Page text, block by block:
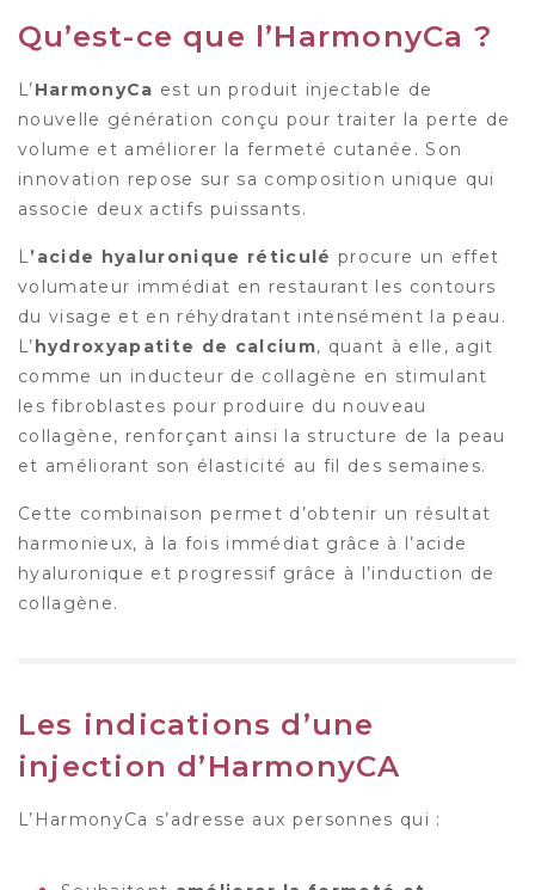
Qu’est-ce que l’HarmonyCa ?
L’HarmonyCa est un produit injectable de
nouvelle génération conçu pour traiter la perte de
volume et améliorer la fermeté cutanée. Son
innovation repose sur sa composition unique qui
associe deux actifs puissants.
L’acide hyaluronique réticulé procure un effet
volumateur immédiat en restaurant les contours
du visage et en réhydratant intensément la peau.
L’hydroxyapatite de calcium, quant à elle, agit
comme un inducteur de collagène en stimulant
les fibroblastes pour produire du nouveau
collagène, renforçant ainsi la structure de la peau
et améliorant son élasticité au fil des semaines.
Cette combinaison permet d’obtenir un résultat
harmonieux, à la fois immédiat grâce à l’acide
hyaluronique et progressif grâce à l’induction de
collagène.
Les indications d’une
injection d’HarmonyCA
L’HarmonyCa s’adresse aux personnes qui :